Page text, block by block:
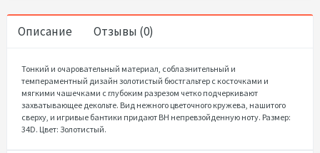
Описание Отзывы (0)
Тонкий и очаровательный материал, соблазнительный и
темпераментный дизайн золотистый бюстгальтер с косточками и
мягкими чашечками с глубоким разрезом четко подчеркивают
захватывающее декольте. Вид нежного цветочного кружева, нашитого
сверху, и игривые бантики придают ВH непревзойденную ноту. Размер:
34D. Цвет: Золотистый.